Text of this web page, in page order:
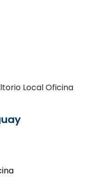
LocalOficina